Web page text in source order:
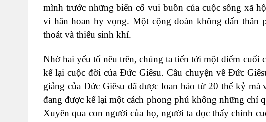
mình trước những biến cố vui buồn của cuộc sống xã
vì hân hoan hy vọng. Một cộng đoàn không dấn
thoát và thiếu sinh khí.
Nhờ hai yếu tố nêu trên, chúng ta tiến tới một điểm
kể lại cuộc đời của Đức Giêsu. Câu chuyện về Đức
giảng của Đức Giêsu đã được loan báo từ 20 thế kỷ
đang được kể lại một cách phong phú không những chỉ
Xuyên qua con người của họ, người ta đọc thấy chính